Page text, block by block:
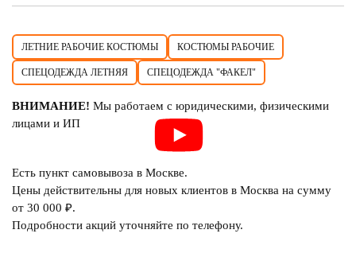
ЛЕТНИЕ РАБОЧИЕ КОСТЮМЫ КОСТЮМЫ РАБОЧИЕ
СПЕЦОДЕЖДА ЛЕТНЯЯ СПЕЦОДЕЖДА "ФАКЕЛ"
ВНИМАНИЕ! Мы работаем с юридическими, физическими
лицами и ИП
Есть пункт самовывоза в Москве.
Цены действительны для новых клиентов в Москва на сумму
от 30 000 ₽.
Подробности акций уточняйте по телефону.